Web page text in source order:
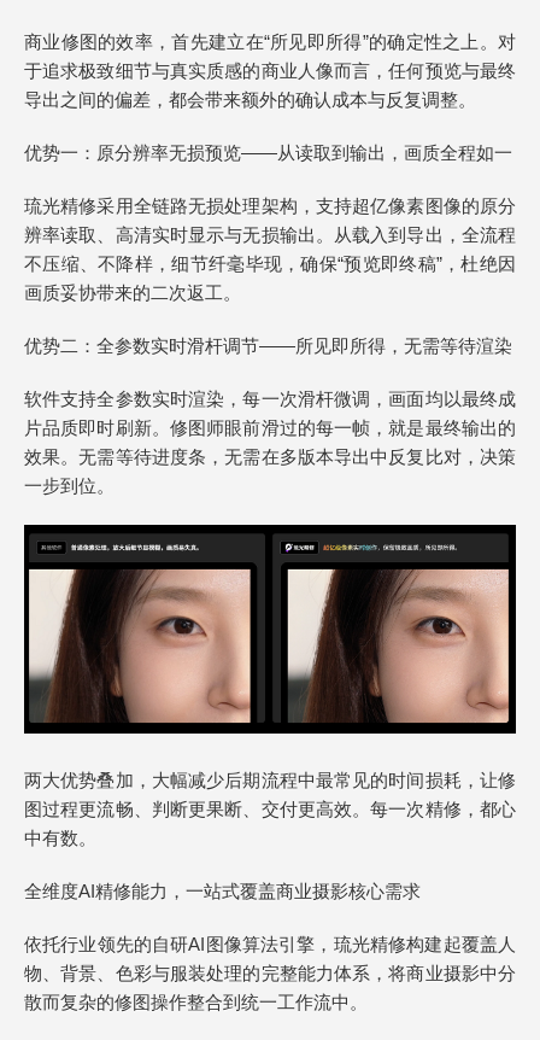
商业修图的效率，首先建立在“所见即所得”的确定性之上。对
于追求极致细节与真实质感的商业人像而言，任何预览与最终
导出之间的偏差，都会带来额外的确认成本与反复调整。
优势一：原分辨率无损预览——从读取到输出，画质全程如一
琉光精修采用全链路无损处理架构，支持超亿像素图像的原分
辨率读取、高清实时显示与无损输出。从载入到导出，全流程
不压缩、不降样，细节纤毫毕现，确保“预览即终稿”，杜绝因
画质妥协带来的二次返工。
优势二：全参数实时滑杆调节——所见即所得，无需等待渲染
软件支持全参数实时渲染，每一次滑杆微调，画面均以最终成
片品质即时刷新。修图师眼前滑过的每一帧，就是最终输出的
效果。无需等待进度条，无需在多版本导出中反复比对，决策
一步到位。
两大优势叠加，大幅减少后期流程中最常见的时间损耗，让修
图过程更流畅、判断更果断、交付更高效。每一次精修，都心
中有数。
全维度AI精修能力，一站式覆盖商业摄影核心需求
依托行业领先的自研AI图像算法引擎，琉光精修构建起覆盖人
物、背景、色彩与服装处理的完整能力体系，将商业摄影中分
散而复杂的修图操作整合到统一工作流中。